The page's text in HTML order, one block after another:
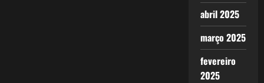
abril 2025
março 2025
fevereiro
2025